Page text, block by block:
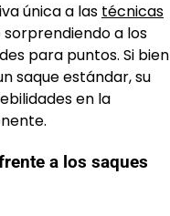
única a las técnicas
a los
para puntos. Si bien
saque estándar, su
en la
a los saques